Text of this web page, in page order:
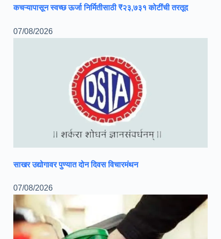
कचऱ्यापासून स्वच्छ ऊर्जा निर्मितीसाठी ₹२३,७३१ कोटींची तरतूद
07/08/2026
साखर उद्योगावर पुण्यात दोन दिवस विचारमंथन
07/08/2026